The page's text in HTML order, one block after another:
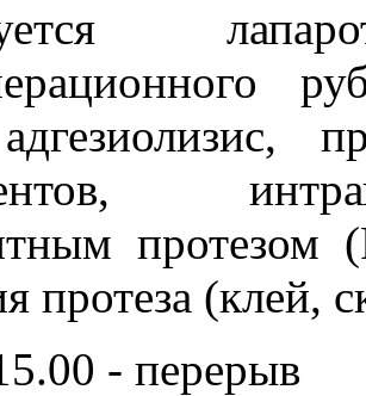
протезом
протеза (клей,
- перерыв